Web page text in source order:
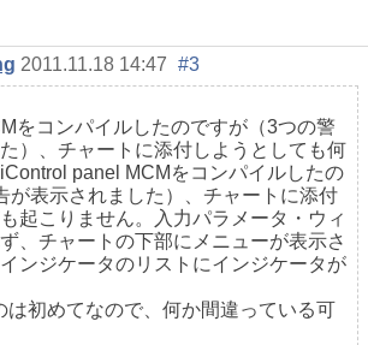
2011.11.18 14:47 #3
をコンパイルしたのですが（3つの警
）、チャートに添付しようとしても何
panel MCMをコンパイルしたの
が表示されました）、チャートに添付
起こりません。入力パラメータ・ウィ
、チャートの下部にメニューが表示さ
ンジケータのリストにインジケータが
初めてなので、何か間違っている可